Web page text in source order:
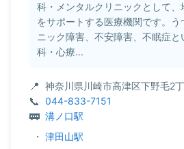
科・メンタルクリニックとして
をサポートする医療機関です。
ニック障害、不安障害、不眠症
科・心療...
神奈川県川崎市高津区下野毛2
044-833-7151
溝ノ口駅
・ 津田山駅